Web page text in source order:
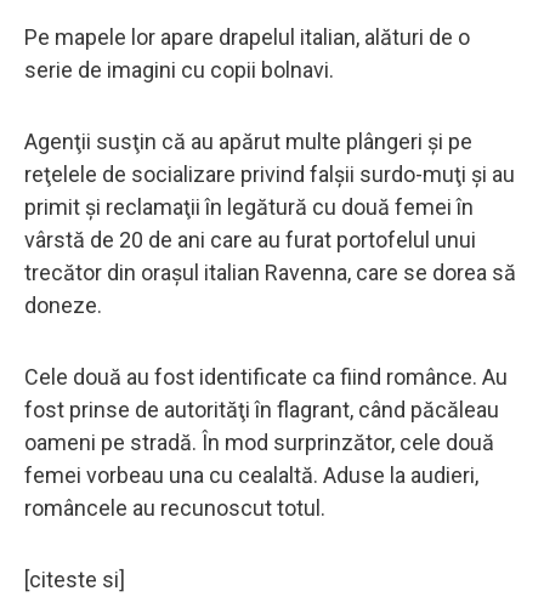
Pe mapele lor apare drapelul italian, alături de o
serie de imagini cu copii bolnavi.
Agenţii susţin că au apărut multe plângeri şi pe
reţelele de socializare privind falşii surdo-muţi şi au
primit şi reclamaţii în legătură cu două femei în
vârstă de 20 de ani care au furat portofelul unui
trecător din oraşul italian Ravenna, care se dorea să
doneze.
Cele două au fost identificate ca fiind românce. Au
fost prinse de autorităţi în flagrant, când păcăleau
oameni pe stradă. În mod surprinzător, cele două
femei vorbeau una cu cealaltă. Aduse la audieri,
româncele au recunoscut totul.
[citeste si]